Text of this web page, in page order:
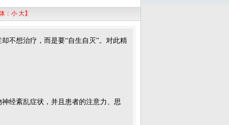
： 小 大】
不想治疗，而是要“自生自灭”。对此精
经紊乱症状，并且患者的注意力、思